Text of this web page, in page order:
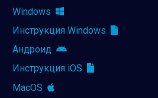
Windows
Инструкция Windows
Андроид
Инструкция iOS
MacOS